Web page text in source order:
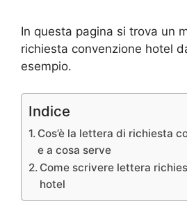
In questa pagina si trova un
richiesta convenzione hotel
esempio.
Indice
Cos’è la lettera di richiesta
e a cosa serve
Come scrivere lettera
hotel